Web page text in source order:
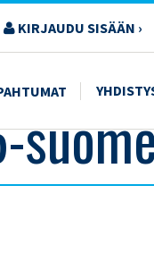
KIRJAUDU SISÄÄN ›